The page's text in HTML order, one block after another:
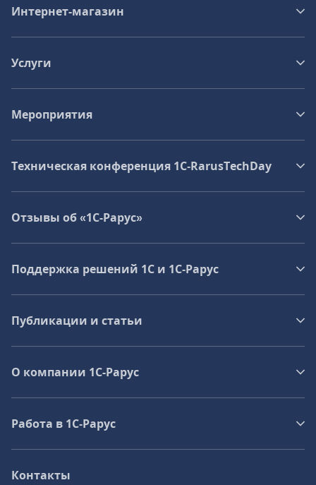
Интернет-магазин
Услуги
Мероприятия
Техническая конференция 1C‑RarusTechDay
Отзывы об «1С-Рарус»
Поддержка решений 1С и 1С‑Рарус
Публикации и статьи
О компании 1C-Рарус
Работа в 1С‑Рарус
Контакты